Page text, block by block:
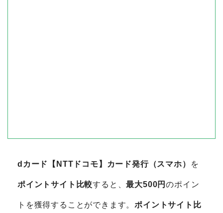
dカード【NTTドコモ】カード発行（スマホ） を
ポイントサイト比較すると、最大500円のポイン
トを獲得することができます。ポイントサイト比